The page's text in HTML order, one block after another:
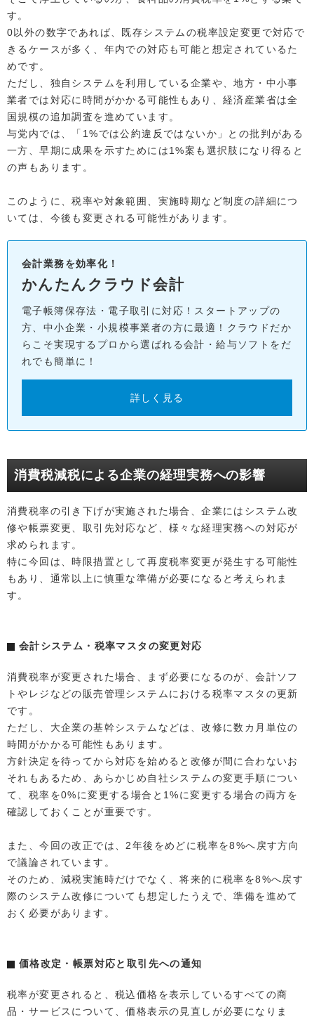
す。
0以外の数字であれば、既存システムの税率設定変更で対応で
きるケースが多く、年内での対応も可能と想定されているた
めです。
ただし、独自システムを利用している企業や、地方・中小事
業者では対応に時間がかかる可能性もあり、経済産業省は全
国規模の追加調査を進めています。
与党内では、「1%では公約違反ではないか」との批判がある
一方、早期に成果を示すためには1%案も選択肢になり得ると
の声もあります。
このように、税率や対象範囲、実施時期など制度の詳細につ
いては、今後も変更される可能性があります。
会計業務を効率化！
かんたんクラウド会計
電子帳簿保存法・電子取引に対応！スタートアップの
方、中小企業・小規模事業者の方に最適！クラウドだか
らこそ実現するプロから選ばれる会計・給与ソフトをだ
れでも簡単に！
詳しく見る
消費税減税による企業の経理実務への影響
消費税率の引き下げが実施された場合、企業にはシステム改
修や帳票変更、取引先対応など、様々な経理実務への対応が
求められます。
特に今回は、時限措置として再度税率変更が発生する可能性
もあり、通常以上に慎重な準備が必要になると考えられま
す。
会計システム・税率マスタの変更対応
消費税率が変更された場合、まず必要になるのが、会計ソフ
トやレジなどの販売管理システムにおける税率マスタの更新
です。
ただし、大企業の基幹システムなどは、改修に数カ月単位の
時間がかかる可能性もあります。
方針決定を待ってから対応を始めると改修が間に合わないお
それもあるため、あらかじめ自社システムの変更手順につい
て、税率を0%に変更する場合と1%に変更する場合の両方を
確認しておくことが重要です。
また、今回の改正では、2年後をめどに税率を8%へ戻す方向
で議論されています。
そのため、減税実施時だけでなく、将来的に税率を8%へ戻す
際のシステム改修についても想定したうえで、準備を進めて
おく必要があります。
価格改定・帳票対応と取引先への通知
税率が変更されると、税込価格を表示しているすべての商
品・サービスについて、価格表示の見直しが必要になりま